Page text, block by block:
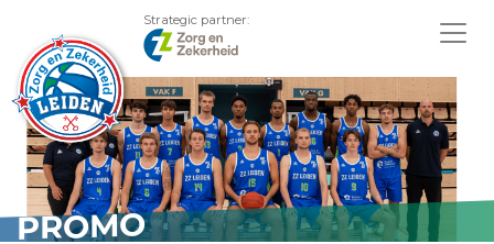
Strategic partner:
PROMO